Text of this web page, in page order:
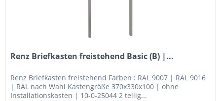
Renz Briefkasten freistehend Basic (B) |...
Renz Briefkasten freistehend Farben : RAL 9007 | RAL 9016
| RAL nach Wahl Kastengröße 370x330x100 | ohne
Installationskasten | 10-0-25044 2 teilig...